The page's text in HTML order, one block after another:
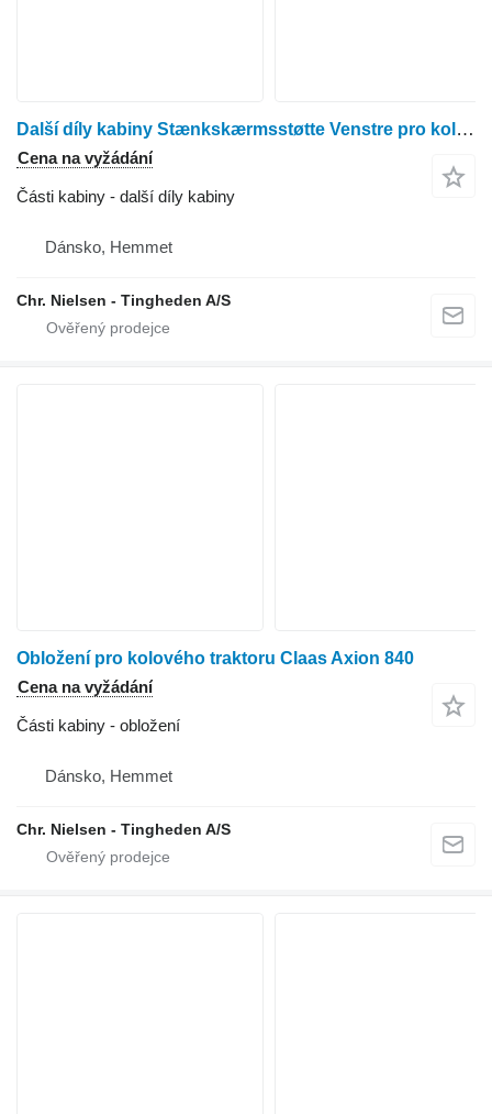
Další díly kabiny Stænkskærmsstøtte Venstre pro kolového traktoru Claas Axion 840
Cena na vyžádání
Části kabiny - další díly kabiny
Dánsko, Hemmet
Chr. Nielsen - Tingheden A/S
Obložení pro kolového traktoru Claas Axion 840
Cena na vyžádání
Části kabiny - obložení
Dánsko, Hemmet
Chr. Nielsen - Tingheden A/S